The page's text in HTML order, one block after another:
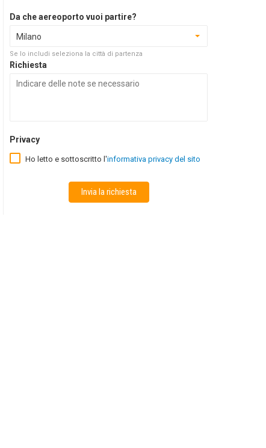
Da che aereoporto vuoi partire?
Milano
Se lo includi seleziona la città di partenza
Richiesta
Privacy
Ho letto e sottoscritto l'informativa privacy del sito
Invia la richiesta